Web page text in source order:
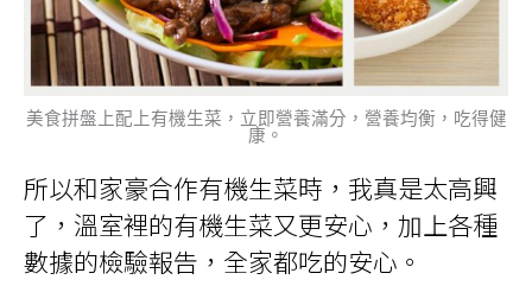
美食拼盤上配上有機生菜，立即營養滿分，營養均衡，吃得健
康。
所以和家豪合作有機生菜時，我真是太高興
了，溫室裡的有機生菜又更安心，加上各種
數據的檢驗報告，全家都吃的安心。